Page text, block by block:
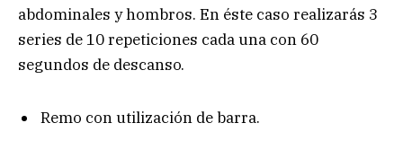
abdominales y hombros. En éste caso realizarás 3
series de 10 repeticiones cada una con 60
segundos de descanso.
Remo con utilización de barra.